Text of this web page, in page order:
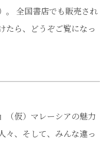
。 全国書店でも販売され
たら、どうぞご覧になっ
（仮）マレーシアの魅力
々、そして、みんな違っ